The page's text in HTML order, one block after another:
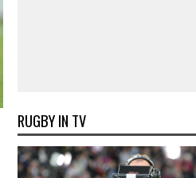
RUGBY IN TV